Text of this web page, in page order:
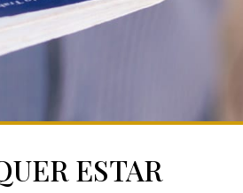
ESTAR